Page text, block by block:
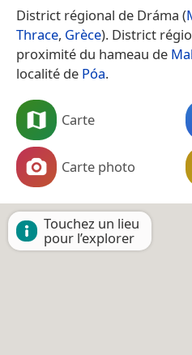
District régional de Dráma (
Thrace, Grèce). District
proximité du hameau de
localité de Póa.
Carte
Carte photo
Touchez un lieu
pour l’explorer